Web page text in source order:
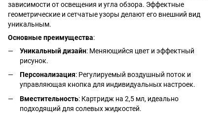
зависимости от освещения и угла обзора. Эффектные
геометрические и сетчатые узоры делают его внешний вид
уникальным.
Основные преимущества:
Уникальный дизайн: Меняющийся цвет и эффектный
рисунок.
Персонализация: Регулируемый воздушный поток и
управляющая кнопка для индивидуальных настроек.
Вместительность: Картридж на 2,5 мл, идеально
подходящий для солевых жидкостей.